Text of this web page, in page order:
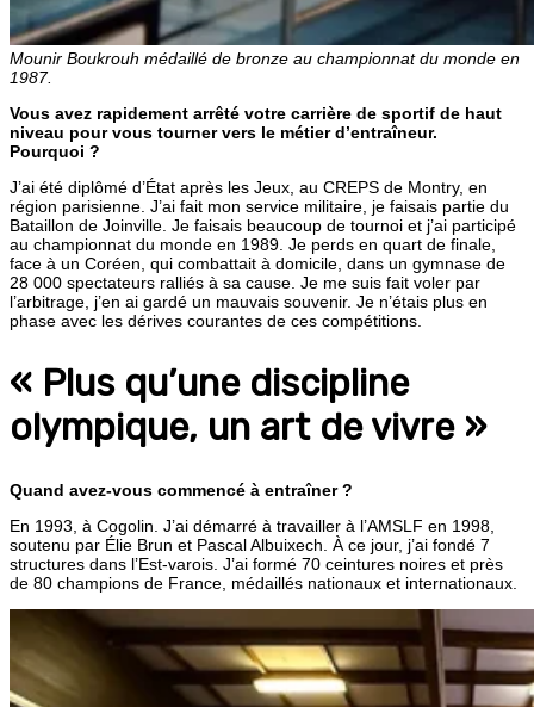
Mounir Boukrouh médaillé de bronze au championnat du monde en
1987.
Vous avez rapidement arrêté votre carrière de sportif de haut
niveau pour vous tourner vers le métier d’entraîneur.
Pourquoi ?
J’ai été diplômé d’État après les Jeux, au CREPS de Montry, en
région parisienne. J’ai fait mon service militaire, je faisais partie du
Bataillon de Joinville. Je faisais beaucoup de tournoi et j’ai participé
au championnat du monde en 1989. Je perds en quart de finale,
face à un Coréen, qui combattait à domicile, dans un gymnase de
28 000 spectateurs ralliés à sa cause. Je me suis fait voler par
l’arbitrage, j’en ai gardé un mauvais souvenir. Je n’étais plus en
phase avec les dérives courantes de ces compétitions.
« Plus qu’une discipline
olympique, un art de vivre »
Quand avez-vous commencé à entraîner ?
En 1993, à Cogolin. J’ai démarré à travailler à l’AMSLF en 1998,
soutenu par Élie Brun et Pascal Albuixech. À ce jour, j’ai fondé 7
structures dans l’Est-varois. J’ai formé 70 ceintures noires et près
de 80 champions de France, médaillés nationaux et internationaux.